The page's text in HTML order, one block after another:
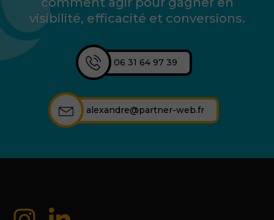
visibilité, efficacité et conversions.
06 31 64 97 39
alexandre@partner-web.fr